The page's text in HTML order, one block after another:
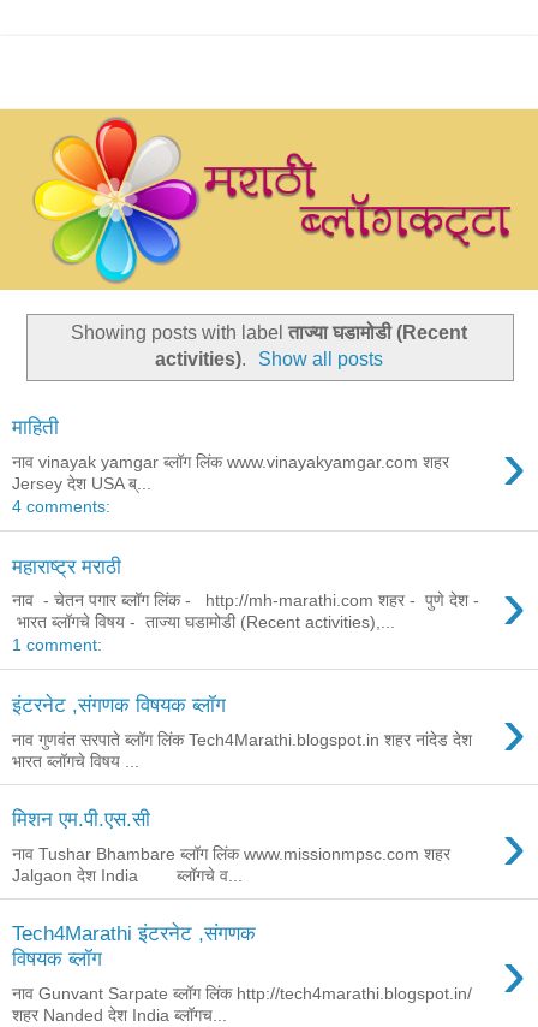
Showing posts with label ताज्या घडामोडी (Recent
activities). Show all posts
माहिती ›
नाव vinayak yamgar ब्लॉग लिंक www.vinayakyamgar.com शहर
Jersey देश USA ब्...
4 comments:
महाराष्ट्र मराठी ›
नाव - चेतन पगार ब्लॉग लिंक - http://mh-marathi.com शहर - पुणे देश -
भारत ब्लॉगचे विषय - ताज्या घडामोडी (Recent activities),...
1 comment:
इंटरनेट ,संगणक विषयक ब्लॉग ›
नाव गुणवंत सरपाते ब्लॉग लिंक Tech4Marathi.blogspot.in शहर नांदेड देश
भारत ब्लॉगचे विषय ...
मिशन एम.पी.एस.सी ›
नाव Tushar Bhambare ब्लॉग लिंक www.missionmpsc.com शहर
Jalgaon देश India ब्लॉगचे व...
Tech4Marathi इंटरनेट ,संगणक
विषयक ब्लॉग
›
नाव Gunvant Sarpate ब्लॉग लिंक http://tech4marathi.blogspot.in/
शहर Nanded देश India ब्लॉगच...